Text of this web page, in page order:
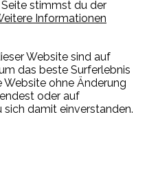
stimmst du der
Informationen
Website sind auf
das beste Surferlebnis
Website ohne Änderung
oder auf
sich damit einverstanden.